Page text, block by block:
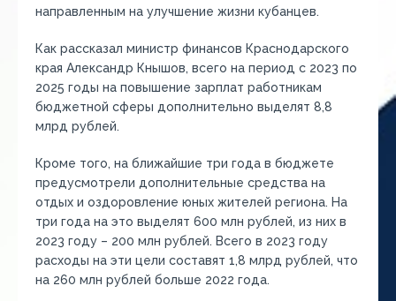
направленным на улучшение жизни кубанцев.
Как рассказал министр финансов Краснодарского
края Александр Кнышов, всего на период с 2023 по
2025 годы на повышение зарплат работникам
бюджетной сферы дополнительно выделят 8,8
млрд рублей.
Кроме того, на ближайшие три года в бюджете
предусмотрели дополнительные средства на
отдых и оздоровление юных жителей региона. На
три года на это выделят 600 млн рублей, из них в
2023 году – 200 млн рублей. Всего в 2023 году
расходы на эти цели составят 1,8 млрд рублей, что
на 260 млн рублей больше 2022 года.